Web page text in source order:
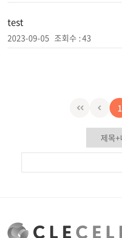
test
2023-09-05 조회수 :43
1